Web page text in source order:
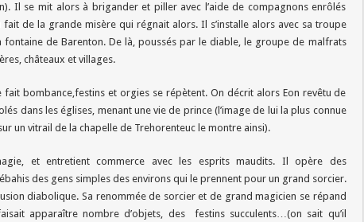
Il se mit alors à brigander et piller avec l’aide de compagnons enrôlés
de la grande misère qui régnait alors. Il s’installe alors avec sa troupe
de Barenton. De là, poussés par le diable, le groupe de malfrats
châteaux et villages.
bombance,festins et orgies se répètent. On décrit alors Eon revêtu de
dans les églises, menant une vie de prince (l’image de lui la plus connue
un vitrail de la chapelle de Trehorenteuc le montre ainsi).
et entretient commerce avec les esprits maudits. Il opère des
des gens simples des environs qui le prennent pour un grand sorcier.
diabolique. Sa renommée de sorcier et de grand magicien se répand
apparaître nombre d’objets, des festins succulents…(on sait qu’il